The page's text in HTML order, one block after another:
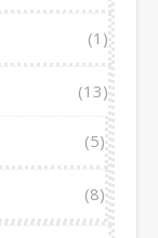
(1)
(13)
(5)
(8)